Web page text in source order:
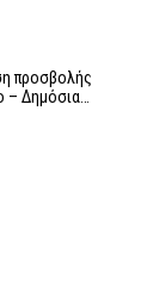
προσβολής
Δημόσια…